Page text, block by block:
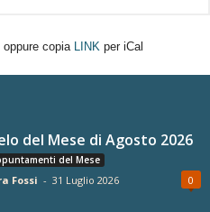
oppure copia LINK per iCal
del Mese di Agosto 2026
del Mese
Fossi - 31 Luglio 2026 0